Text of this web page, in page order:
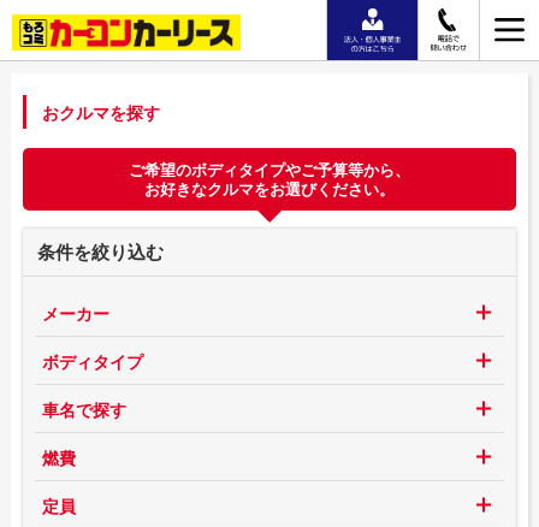
おクルマを探す
ご希望のボディタイプやご予算等から、
お好きなクルマをお選びください。
条件を絞り込む
メーカー
ボディタイプ
車名で探す
燃費
定員